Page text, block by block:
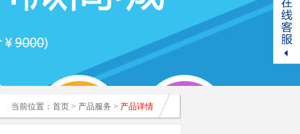
当前位置： 首页 > 产品服务 > 产品详情